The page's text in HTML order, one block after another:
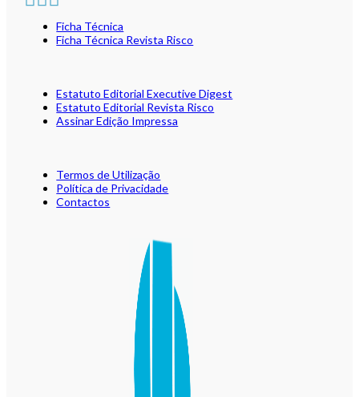
Ficha Técnica
Ficha Técnica Revista Risco
Estatuto Editorial Executive Digest
Estatuto Editorial Revista Risco
Assinar Edição Impressa
Termos de Utilização
Política de Privacidade
Contactos